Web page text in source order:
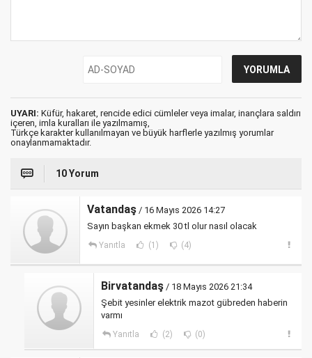
UYARI: Küfür, hakaret, rencide edici cümleler veya imalar, inançlara saldırı
içeren, imla kuralları ile yazılmamış,
Türkçe karakter kullanılmayan ve büyük harflerle yazılmış yorumlar
onaylanmamaktadır.
10 Yorum
Vatandaş / 16 Mayıs 2026 14:27
Sayın başkan ekmek 30 tl olur nasıl olacak
Yanıtla (1) (4)
Birvatandaş / 18 Mayıs 2026 21:34
Şebit yesinler elektrik mazot gübreden haberin
varmı
Yanıtla (2) (0)